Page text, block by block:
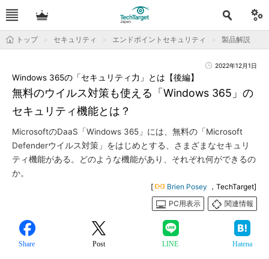
トップ セキュリティ エンドポイントセキュリティ 製品解説
2022年12月1日
無料のウイルス対策も使える「Windows 365」の
セキュリティ機能とは？
Windows 365の「セキュリティ力」とは【後編】
MicrosoftのDaaS「Windows 365」には、無料の「Microsoft
Defenderウイルス対策」をはじめとする、さまざまなセキュリ
ティ機能がある。どのような機能があり、それぞれ何ができるの
か。
[ Brien Posey ，TechTarget]
PC用表示
関連情報
Share Post LINE Hatena